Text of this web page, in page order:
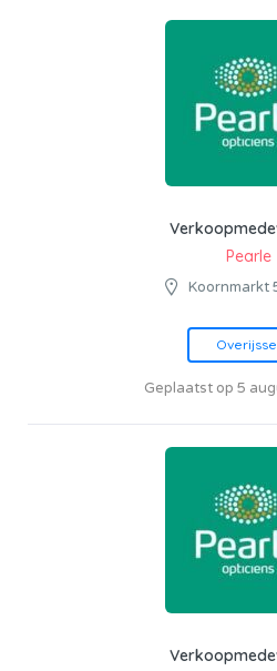
Pearle
Koornmarkt
Geplaatst op 5